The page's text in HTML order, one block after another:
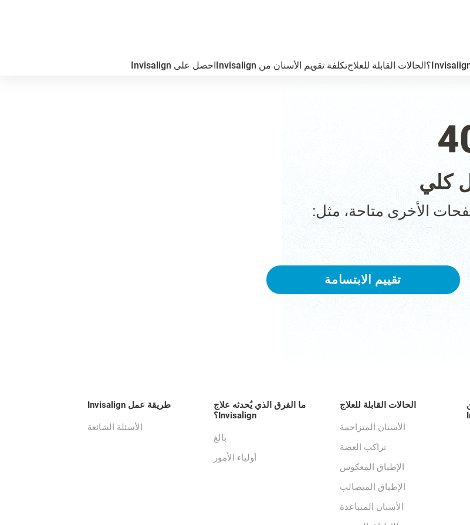
الحالات القابلة للعلاجتكلفة تقويم الأسنان من Invisalign احصل على Invisalign
كلي
الأخرى متاحة، مثل:
تقييم الابتسامة
طريقة عمل Invisalign
الأسئلة الشائعة
ما الفرق الذي يُحدثه علاج
Invisalign؟
بالغ
أولياء الأمور
الحالات القابلة للعلاج
الأسنان المتزاحمة
تراكب العضة
الإطباق المعكوس
الإطباق المتصالب
الأسنان المتباعدة